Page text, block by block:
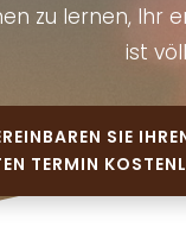
zu lernen, Ihr
ist
SIE
TERMIN